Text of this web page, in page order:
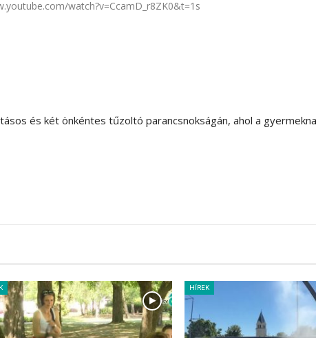
watch?v=CcamD_r8ZK0&t=1s
és két önkéntes tűzoltó parancsnokságán, ahol a
HÍREK